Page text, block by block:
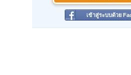
เข้าสู่ระบบด้วย